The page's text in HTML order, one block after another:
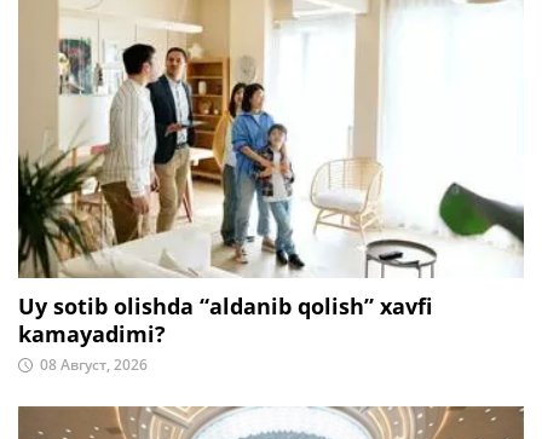
Uy sotib olishda “aldanib qolish” xavfi
kamayadimi?
08 Август, 2026